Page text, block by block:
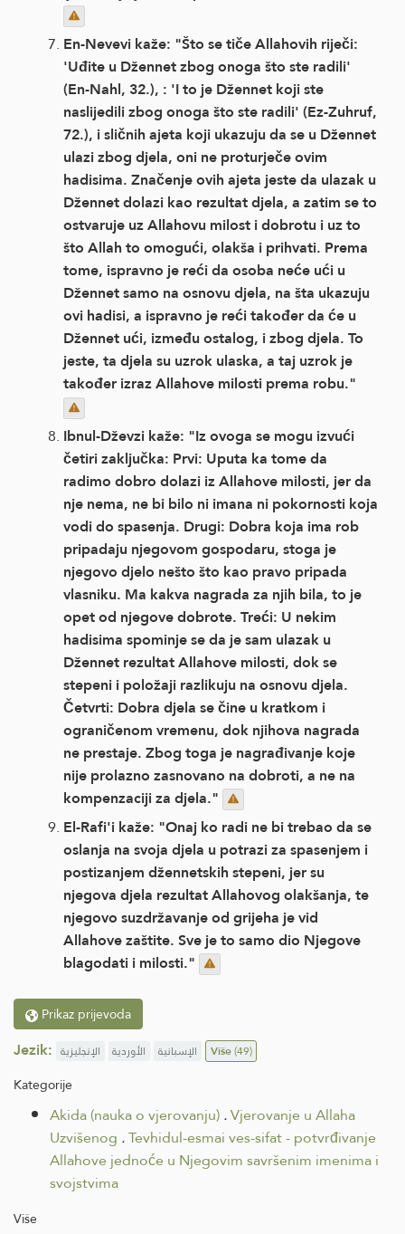
En-Nevevi kaže: "Što se tiče Allahovih riječi:
'Uđite u Džennet zbog onoga što ste radili'
(En-Nahl, 32.), : 'I to je Džennet koji ste
naslijedili zbog onoga što ste radili' (Ez-Zuhruf,
72.), i sličnih ajeta koji ukazuju da se u Džennet
ulazi zbog djela, oni ne proturječe ovim
hadisima. Značenje ovih ajeta jeste da ulazak u
Džennet dolazi kao rezultat djela, a zatim se to
ostvaruje uz Allahovu milost i dobrotu i uz to
što Allah to omogući, olakša i prihvati. Prema
tome, ispravno je reći da osoba neće ući u
Džennet samo na osnovu djela, na šta ukazuju
ovi hadisi, a ispravno je reći također da će u
Džennet ući, između ostalog, i zbog djela. To
jeste, ta djela su uzrok ulaska, a taj uzrok je
također izraz Allahove milosti prema robu."
Ibnul-Dževzi kaže: "Iz ovoga se mogu izvući
četiri zaključka: Prvi: Uputa ka tome da
radimo dobro dolazi iz Allahove milosti, jer da
nje nema, ne bi bilo ni imana ni pokornosti koja
vodi do spasenja. Drugi: Dobra koja ima rob
pripadaju njegovom gospodaru, stoga je
njegovo djelo nešto što kao pravo pripada
vlasniku. Ma kakva nagrada za njih bila, to je
opet od njegove dobrote. Treći: U nekim
hadisima spominje se da je sam ulazak u
Džennet rezultat Allahove milosti, dok se
stepeni i položaji razlikuju na osnovu djela.
Četvrti: Dobra djela se čine u kratkom i
ograničenom vremenu, dok njihova nagrada
ne prestaje. Zbog toga je nagrađivanje koje
nije prolazno zasnovano na dobroti, a ne na
kompenzaciji za djela."
El-Rafi'i kaže: "Onaj ko radi ne bi trebao da se
oslanja na svoja djela u potrazi za spasenjem i
postizanjem džennetskih stepeni, jer su
njegova djela rezultat Allahovog olakšanja, te
njegovo suzdržavanje od grijeha je vid
Allahove zaštite. Sve je to samo dio Njegove
blagodati i milosti."
Prikaz prijevoda
Jezik: الإنجليزية الأوردية الإسبانية Više(49)
Kategorije
Akida (nauka o vjerovanju).Vjerovanje u Allaha
Uzvišenog .Tevhidul-esmai ves-sifat - potvrđivanje
Allahove jednoće u Njegovim savršenim imenima i
svojstvima
Više